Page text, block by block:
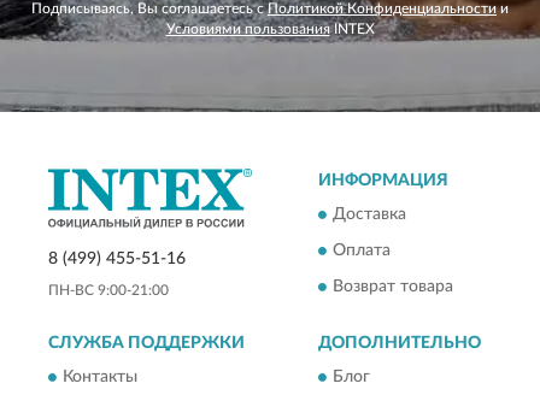
Подписываясь, Вы соглашаетесь сПолитикой Конфиденциальности и
Условиями пользованияINTEX
8 (499) 455-51-16
ПН-ВС 9:00-21:00
ИНФОРМАЦИЯ
Доставка
Оплата
Возврат товара
СЛУЖБА ПОДДЕРЖКИ
Контакты
ДОПОЛНИТЕЛЬНО
Блог